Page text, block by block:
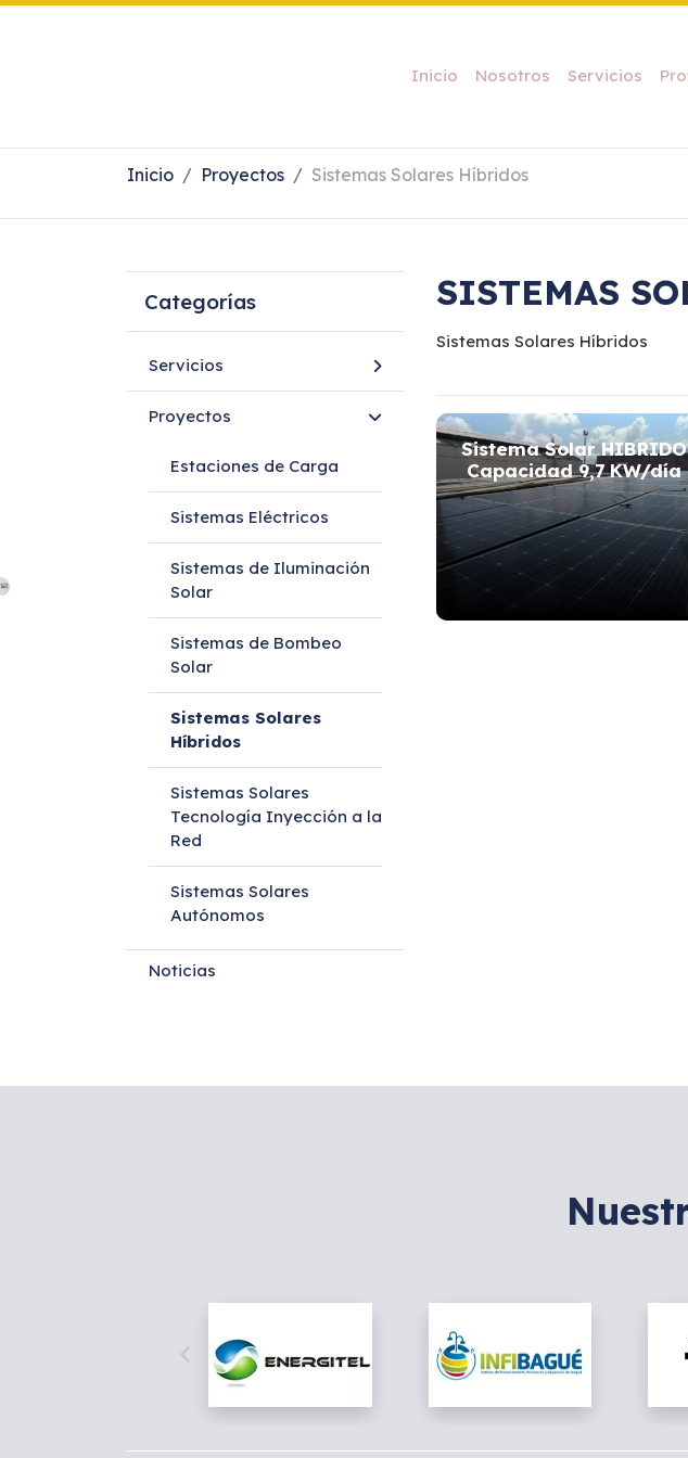
Inicio Nosotros Servicios
Inicio Proyectos Sistemas Solares Híbridos
Categorías
Servicios
Proyectos
Estaciones de Carga
Sistemas Eléctricos
Sistemas de Iluminación
Solar
Sistemas de Bombeo
Solar
Sistemas Solares
Híbridos
Sistemas Solares
Tecnología Inyección a la
Red
Sistemas Solares
Autónomos
Noticias
SISTEMAS
Sistemas Solares Híbridos
Sistema Solar HIBRIDO
Capacidad 9,7 KW/día